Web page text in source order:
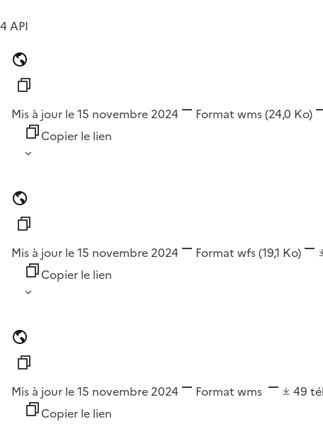
4 API
Mis à jour le 15 novembre 2024 Format wms(24,0 Ko)
Copier le lien
Mis à jour le 15 novembre 2024 Format wfs(19,1 Ko)
Copier le lien
Mis à jour le 15 novembre 2024 Format wms 49
Copier le lien